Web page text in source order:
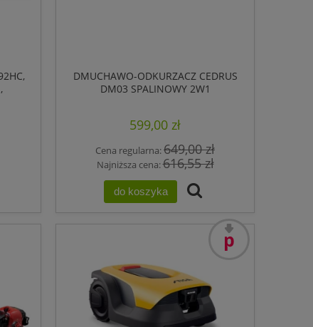
DMUCHAWO-ODKURZACZ CEDRUS
DM03 SPALINOWY 2W1
599,00 zł
Cena regularna:649,00 zł
Najniższa cena:616,55 zł
do koszyka